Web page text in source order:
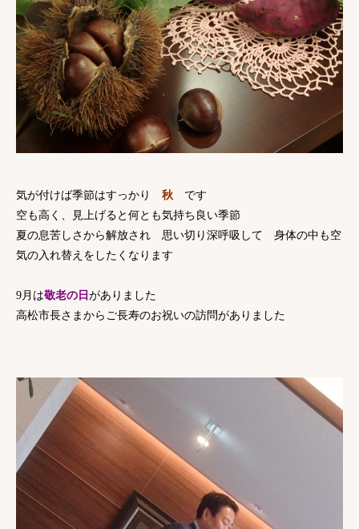
気が付けば季節はすっかり 秋 です
空も高く、見上げると何とも気持ち良い季節
夏の息苦しさから解放され 思い切り深呼吸して 身体の中も空
気の入れ替えをしたくなります
9月は敬老の日 がありました
高松市長さまからご長寿のお祝いの訪問がありました